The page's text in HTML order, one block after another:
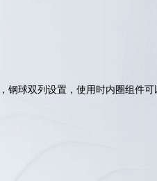
钢球双列设置，使用时内圈组件